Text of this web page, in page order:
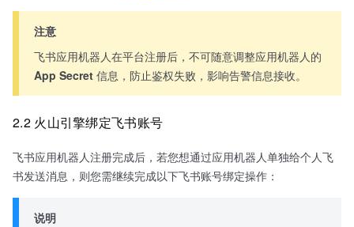
注意
飞书应用机器人在平台注册后，不可随意调整应用机器人的
App Secret 信息，防止鉴权失败，影响告警信息接收。
2.2 火山引擎绑定飞书账号
飞书应用机器人注册完成后，若您想通过应用机器人单独给个人飞
书发送消息，则您需继续完成以下飞书账号绑定操作：
说明